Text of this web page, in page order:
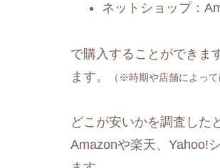
ネットショップ：
で購入することができま
ます。
（※時期や店舗によっ
どこが安いかを調査した
Amazonや楽天、Yahoo!